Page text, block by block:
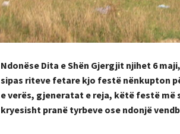
Ndonëse Dita e Shën Gjergjit njihet 6
sipas riteve fetare kjo festë nënkupton
e verës, gjeneratat e reja, këtë festë më
kryesisht pranë tyrbeve ose ndonjë